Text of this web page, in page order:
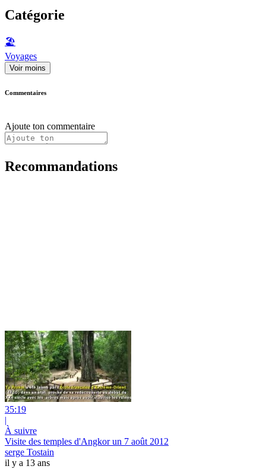
Catégorie
🏖
Voyages
Voir moins
Commentaires
Ajoute ton commentaire
Recommandations
35:19
|
À suivre
Visite des temples d'Angkor un 7 août 2012
serge Tostain
il y a 13 ans